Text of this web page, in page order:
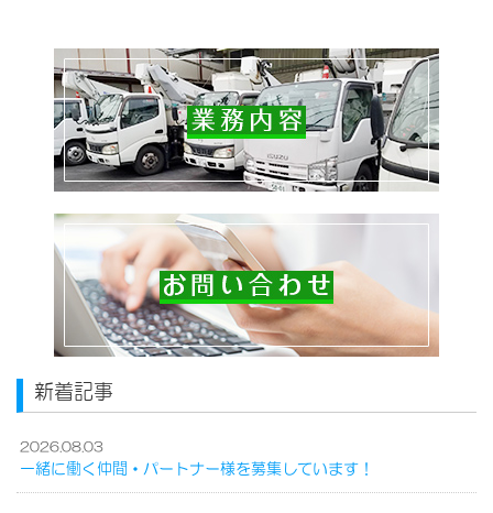
新着記事
2026.08.03
一緒に働く仲間・パートナー様を募集しています！